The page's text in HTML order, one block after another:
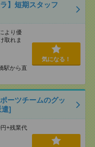
】短期スタッフ
より優
取れま
駅から直
気になる！
ーツチームのグッ
遣]
+残業代